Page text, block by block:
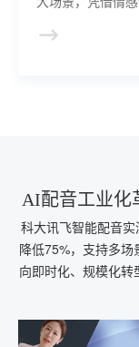
40%用户满意度
AI配音工业化
科大讯飞智能配音
降低75%，支持多
向即时化、规模化